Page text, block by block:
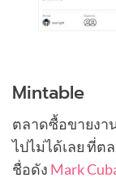
Mintable
ตลาดซื้อขายงา
ไปไม่ได้เลย ที่ต
ชื่อดัง Mark